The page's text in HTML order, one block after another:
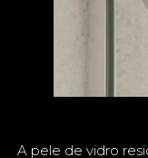
A pele de vidro